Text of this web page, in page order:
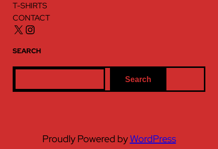
T-SHIRTS
CONTACT
X Instagram
SEARCH
S
e
Search
Proudly Powered byWordPress